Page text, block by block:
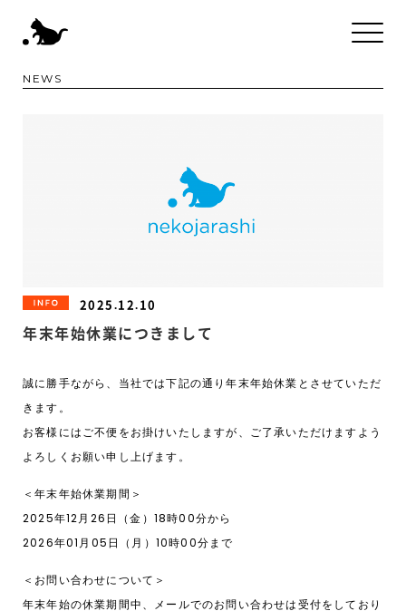
NEWS
INFORMATION
2025.12.10
年末年始休業につきまして
誠に勝手ながら、当社では下記の通り年末年始休業とさせていただ
きます。
お客様にはご不便をお掛けいたしますが、ご了承いただけますよう
よろしくお願い申し上げます。
＜年末年始休業期間＞
2025年12月26日（金）18時00分から
2026年01月05日（月）10時00分まで
＜お問い合わせについて＞
年末年始の休業期間中、メールでのお問い合わせは受付をしており